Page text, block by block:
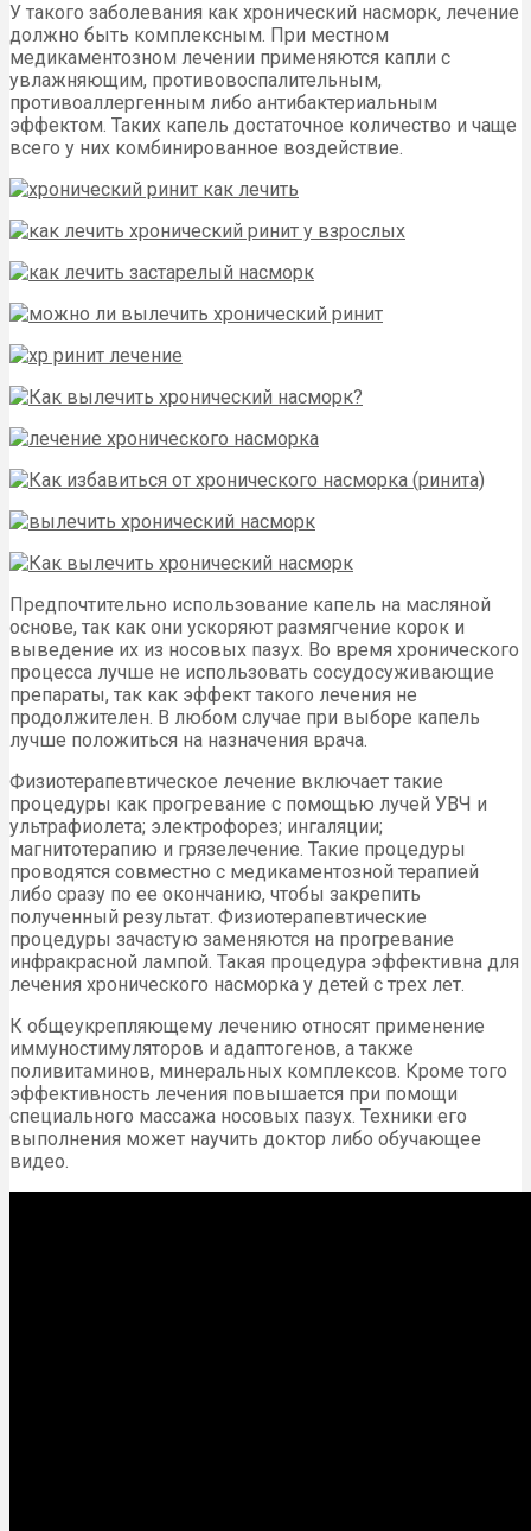
У такого заболевания как хронический насморк, лечение
должно быть комплексным. При местном
медикаментозном лечении применяются капли с
увлажняющим, противовоспалительным,
противоаллергенным либо антибактериальным
эффектом. Таких капель достаточное количество и чаще
всего у них комбинированное воздействие.
Предпочтительно использование капель на масляной
основе, так как они ускоряют размягчение корок и
выведение их из носовых пазух. Во время хронического
процесса лучше не использовать сосудосуживающие
препараты, так как эффект такого лечения не
продолжителен. В любом случае при выборе капель
лучше положиться на назначения врача.
Физиотерапевтическое лечение включает такие
процедуры как прогревание с помощью лучей УВЧ и
ультрафиолета; электрофорез; ингаляции;
магнитотерапию и грязелечение. Такие процедуры
проводятся совместно с медикаментозной терапией
либо сразу по ее окончанию, чтобы закрепить
полученный результат. Физиотерапевтические
процедуры зачастую заменяются на прогревание
инфракрасной лампой. Такая процедура эффективна для
лечения хронического насморка у детей с трех лет.
К общеукрепляющему лечению относят применение
иммуностимуляторов и адаптогенов, а также
поливитаминов, минеральных комплексов. Кроме того
эффективность лечения повышается при помощи
специального массажа носовых пазух. Техники его
выполнения может научить доктор либо обучающее
видео.